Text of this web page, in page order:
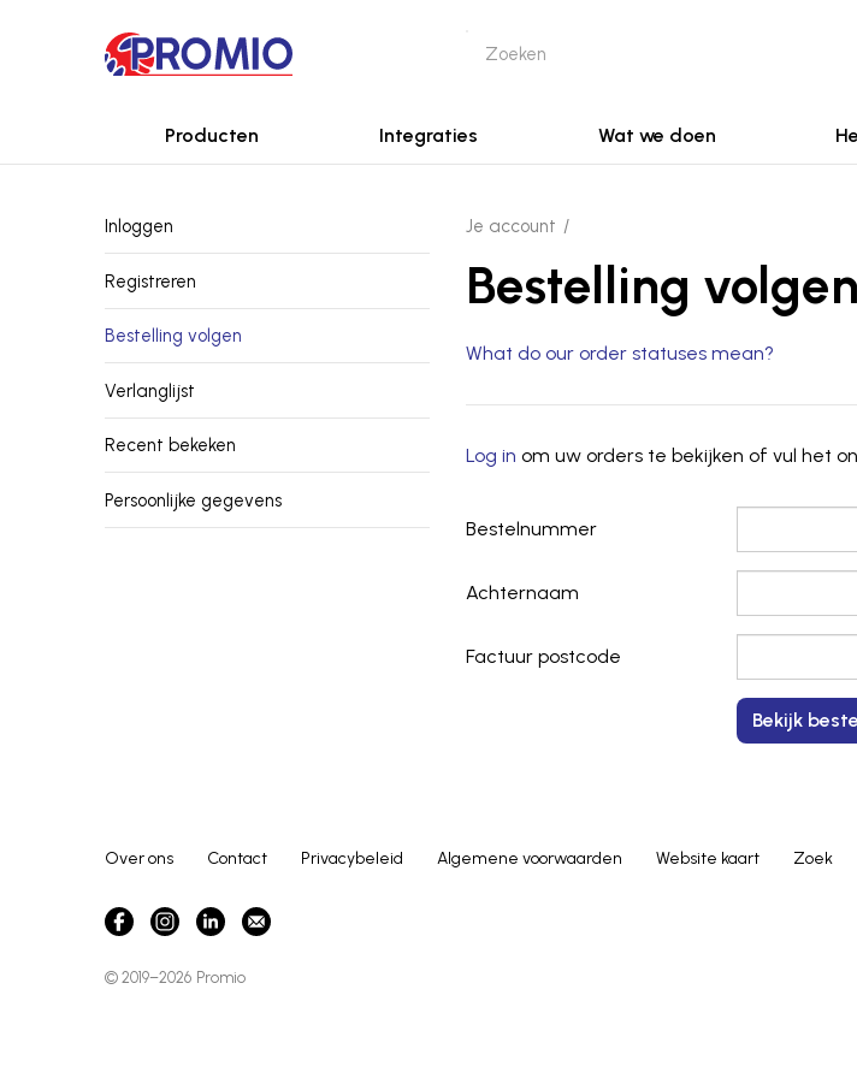
Producten Integraties Wat we doen
Inloggen
Registreren
Bestelling volgen
Verlanglijst
Recent bekeken
Persoonlijke gegevens
Je account
Bestelling volgen
What do our order statuses mean?
Log in om uw orders te bekijken of vul het
Bestelnummer
Achternaam
Factuur postcode
Over ons Contact Privacybeleid Algemene voorwaarden Website kaart Zoek
© 2019–2026 Promio